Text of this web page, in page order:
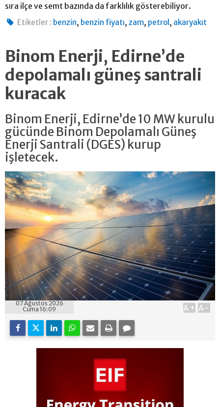
sıra ilçe ve semt bazında da farklılık gösterebiliyor.
Etiketler : benzin, benzin fiyatı, zam, petrol , akaryakıt
Binom Enerji, Edirne’de
depolamalı güneş santrali
kuracak
Binom Enerji, Edirne’de 10 MW kurulu
gücünde Binom Depolamalı Güneş
Enerji Santrali (DGES) kurup
işletecek.
07 Ağustos 2026
Cuma 16:09
A+ A-